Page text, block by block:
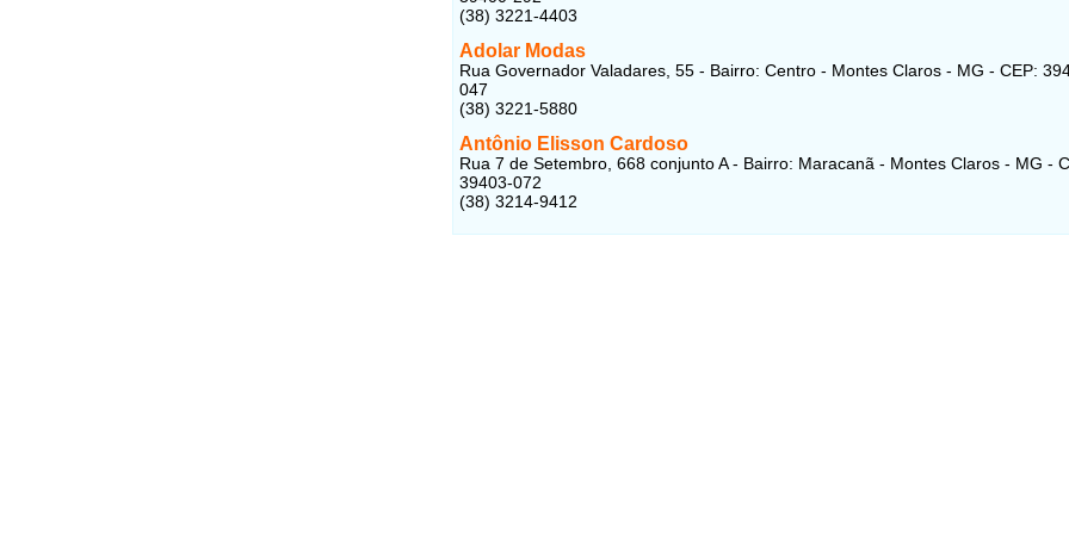
(38) 3221-4403
Adolar Modas
Rua Governador Valadares, 55 - Bairro: Centro - Montes Claros - MG - CEP:
047
(38) 3221-5880
Antônio Elisson Cardoso
Rua 7 de Setembro, 668 conjunto A - Bairro: Maracanã - Montes Claros - MG -
39403-072
(38) 3214-9412